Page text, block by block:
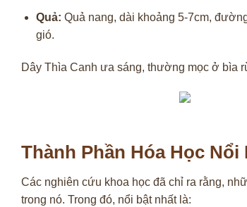
Quả: Quả nang, dài khoảng 5-7cm,
gió.
Dây Thìa Canh ưa sáng, thường mọc ở bìa
Thành Phần Hóa Học
Các nghiên cứu khoa học đã chỉ ra rằng,
trong nó. Trong đó, nổi bật nhất là: